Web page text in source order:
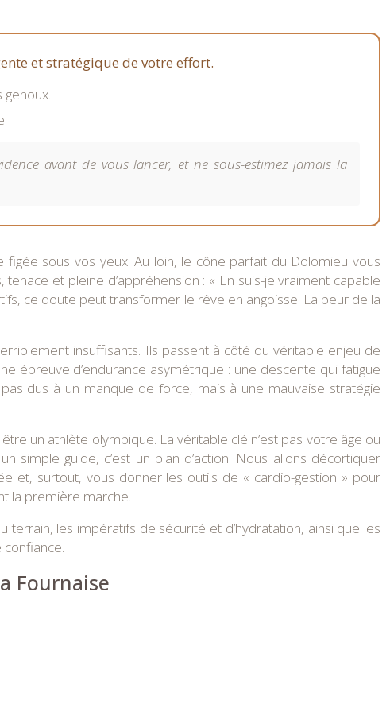
et stratégique de votre effort.
avant de vous lancer, et ne sous-estimez jamais la
sous vos yeux. Au loin, le cône parfait du Dolomieu vous
et pleine d’appréhension : « En suis-je vraiment capable
ce doute peut transformer le rêve en angoisse. La peur de la
insuffisants. Ils passent à côté du véritable enjeu de
épreuve d’endurance asymétrique : une descente qui fatigue
dus à un manque de force, mais à une mauvaise stratégie
un athlète olympique. La véritable clé n’est pas votre âge ou
guide, c’est un plan d’action. Nous allons décortiquer
et, surtout, vous donner les outils de « cardio-gestion » pour
la première marche.
les impératifs de sécurité et d’hydratation, ainsi que les
Fournaise